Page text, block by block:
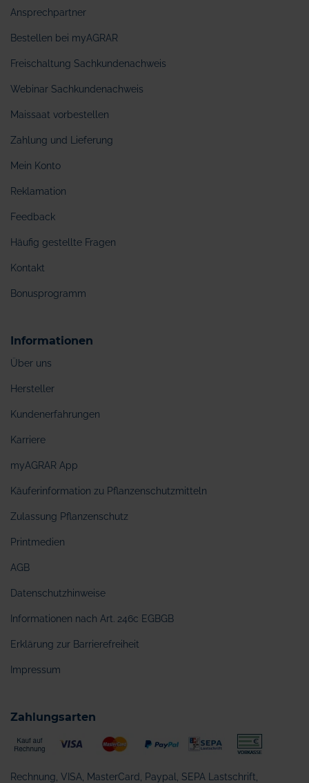
Ansprechpartner
Bestellen bei myAGRAR
Freischaltung Sachkundenachweis
Webinar Sachkundenachweis
Maissaat vorbestellen
Zahlung und Lieferung
Mein Konto
Reklamation
Feedback
Häufig gestellte Fragen
Kontakt
Bonusprogramm
Informationen
Über uns
Hersteller
Kundenerfahrungen
Karriere
myAGRAR App
Käuferinformation zu Pflanzenschutzmitteln
Zulassung Pflanzenschutz
Printmedien
AGB
Datenschutzhinweise
Informationen nach Art. 246c EGBGB
Erklärung zur Barrierefreiheit
Impressum
Zahlungsarten
Rechnung, VISA, MasterCard, Paypal, SEPA Lastschrift,